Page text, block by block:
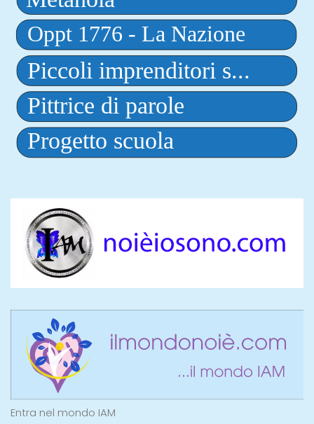
Entra nel mondo IAM